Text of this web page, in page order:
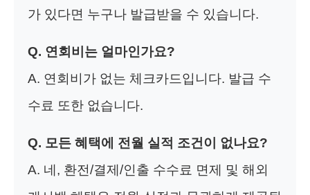
가 있다면 누구나 발급받을 수 있습니다.
Q. 연회비는 얼마인가요?
A. 연회비가 없는 체크카드입니다. 발급 수
수료 또한 없습니다.
Q. 모든 혜택에 전월 실적 조건이 없나요?
A. 네, 환전/결제/인출 수수료 면제 및 해외